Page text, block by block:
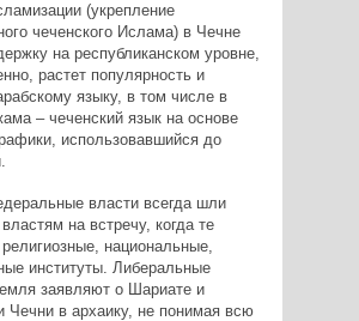
(укрепление
чеченского Ислама) в Чечне
на республиканском уровне,
растет популярность и
языку, в том числе в
– чеченский язык на основе
использовавшийся до
власти всегда шли
на встречу, когда те
национальные,
институты. Либеральные
заявляют о Шариате и
Чечни в архаику, не понимая всю